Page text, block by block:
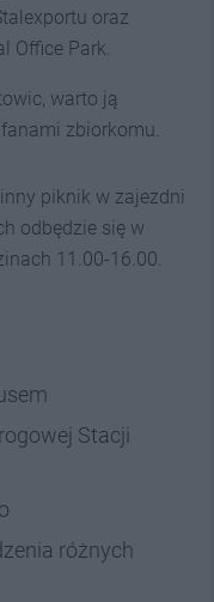
oraz
Office Park.
warto ją
zbiorkomu.
piknik w zajezdni
odbędzie się w
11.00-16.00.
Stacji
różnych